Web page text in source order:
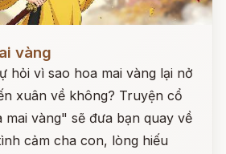
vàng
hỏi vì sao hoa mai vàng lại nở
xuân về không? Truyện cổ
vàng" sẽ đưa bạn quay về
cảm cha con, lòng hiếu